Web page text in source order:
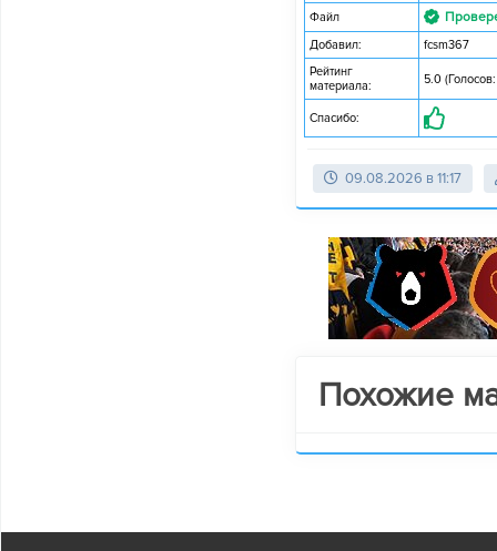
Файл
Добавил:
fcsm367
Рейтинг
материала:
5.0
Спасибо:
09.08.2026 в 11:17
Похожие